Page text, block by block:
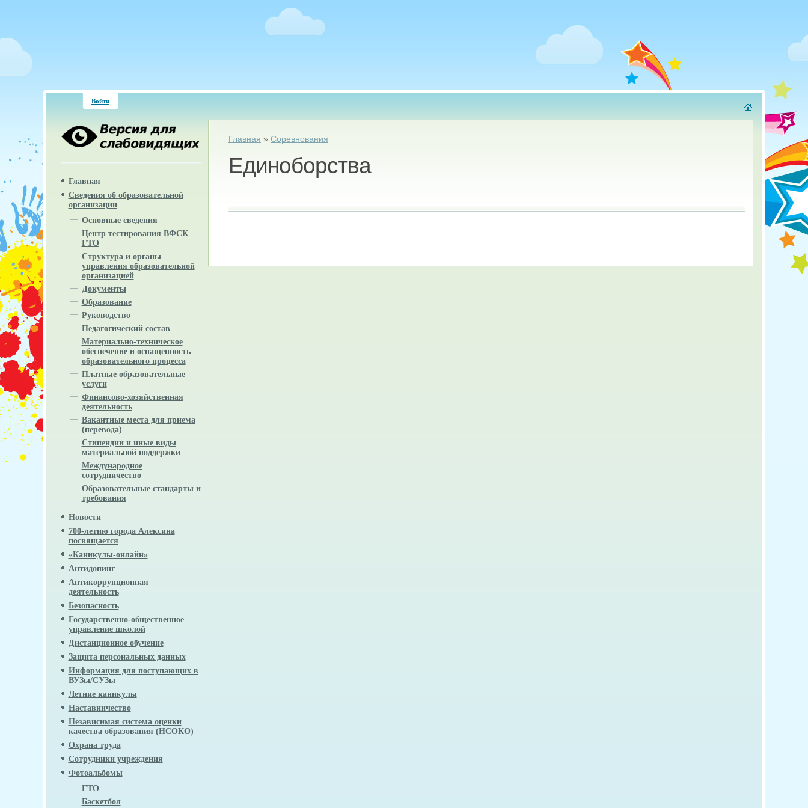
Войти
Главная
Сведения об образовательной
организации
Основные сведения
Центр тестирования ВФСК
ГТО
Структура и органы
управления образовательной
организацией
Документы
Образование
Руководство
Педагогический состав
Материально-техническое
обеспечение и оснащенность
образовательного процесса
Платные образовательные
услуги
Финансово-хозяйственная
деятельность
Вакантные места для приема
(перевода)
Стипендии и иные виды
материальной поддержки
Международное
сотрудничество
Образовательные стандарты и
требования
Новости
700-летию города Алексина
посвящается
«Каникулы-онлайн»
Антидопинг
Антикоррупционная
деятельность
Безопасность
Государственно-общественное
управление школой
Дистанционное обучение
Защита персональных данных
Информация для поступающих в
ВУЗы/СУЗы
Летние каникулы
Наставничество
Независимая система оценки
качества образования (НСОКО)
Охрана труда
Сотрудники учреждения
Фотоальбомы
ГТО
Баскетбол
Вы здесь
Главная » Соревнования
Единоборства